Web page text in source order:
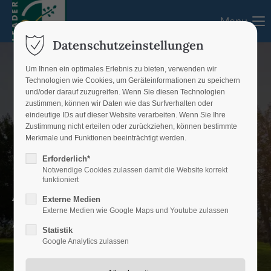
Login
Passwort
Register| Lost your password?
Support
Menu
Aktuelles
Aktuelles aus dem LEADER-Gebiet
Datenschutzeinstellungen
Um Ihnen ein optimales Erlebnis zu bieten, verwenden wir
Technologien wie Cookies, um Geräteinformationen zu speichern
und/oder darauf zuzugreifen. Wenn Sie diesen Technologien
zustimmen, können wir Daten wie das Surfverhalten oder
eindeutige IDs auf dieser Website verarbeiten. Wenn Sie Ihre
Zustimmung nicht erteilen oder zurückziehen, können bestimmte
Merkmale und Funktionen beeinträchtigt werden.
Erforderlich*
Notwendige Cookies zulassen damit die Website korrekt
funktioniert
Externe Medien
Externe Medien wie Google Maps und Youtube zulassen
Statistik
Google Analytics zulassen